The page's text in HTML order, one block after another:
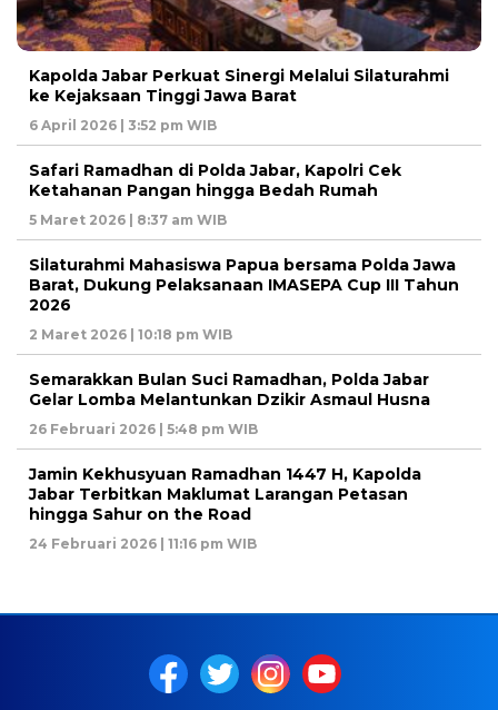
Kapolda Jabar Perkuat Sinergi Melalui Silaturahmi
ke Kejaksaan Tinggi Jawa Barat
6 April 2026 | 3:52 pm WIB
Safari Ramadhan di Polda Jabar, Kapolri Cek
Ketahanan Pangan hingga Bedah Rumah
5 Maret 2026 | 8:37 am WIB
Silaturahmi Mahasiswa Papua bersama Polda Jawa
Barat, Dukung Pelaksanaan IMASEPA Cup III Tahun
2026
2 Maret 2026 | 10:18 pm WIB
Semarakkan Bulan Suci Ramadhan, Polda Jabar
Gelar Lomba Melantunkan Dzikir Asmaul Husna
26 Februari 2026 | 5:48 pm WIB
Jamin Kekhusyuan Ramadhan 1447 H, Kapolda
Jabar Terbitkan Maklumat Larangan Petasan
hingga Sahur on the Road
24 Februari 2026 | 11:16 pm WIB